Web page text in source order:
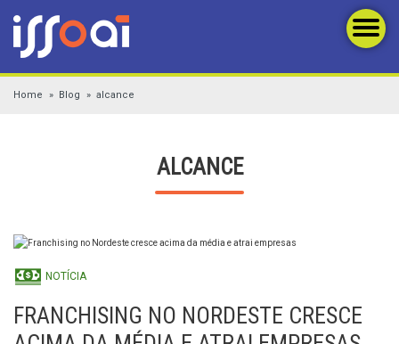
Home Blog alcance
ALCANCE
NOTÍCIA
FRANCHISING NO NORDESTE CRESCE